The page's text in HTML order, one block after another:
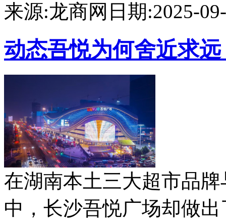
来源:龙商网 日期:2025-
动态吾悦为何舍近求
在湖南本土三大超市品
中，长沙吾悦广场却做